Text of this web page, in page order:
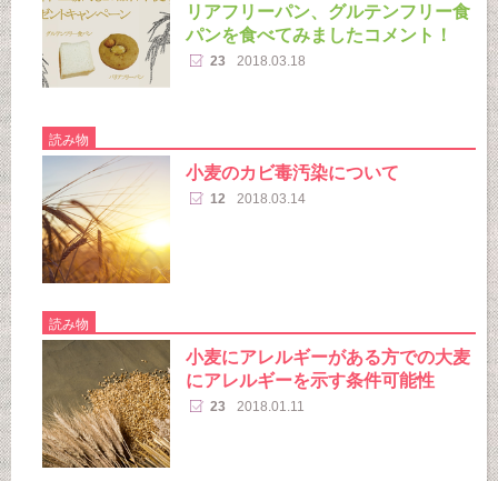
リアフリーパン、グルテンフリー食
パンを食べてみましたコメント！
23 2018.03.18
読み物
小麦のカビ毒汚染について
12 2018.03.14
読み物
小麦にアレルギーがある方での大麦
にアレルギーを示す条件可能性
23 2018.01.11